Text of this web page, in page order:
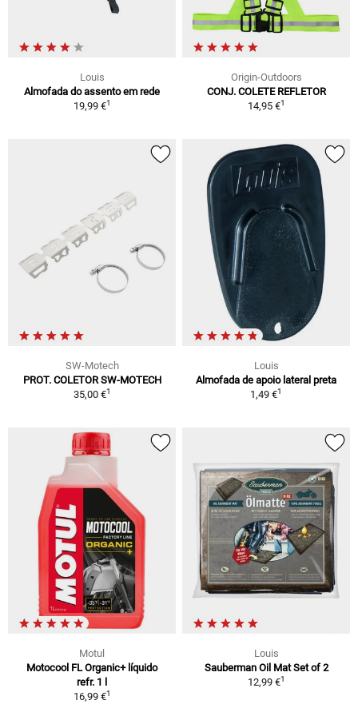
Louis
Almofada do assento em rede
19,99 €1
Origin-Outdoors
CONJ. COLETE REFLETOR
14,95 €1
SW-Motech
PROT. COLETOR SW-MOTECH
35,00 €1
Louis
Almofada de apoio lateral preta
1,49 €1
Motul
Motocool FL Organic+ líquido
refr. 1 l
16,99 €1
Louis
Sauberman Oil Mat Set of 2
12,99 €1